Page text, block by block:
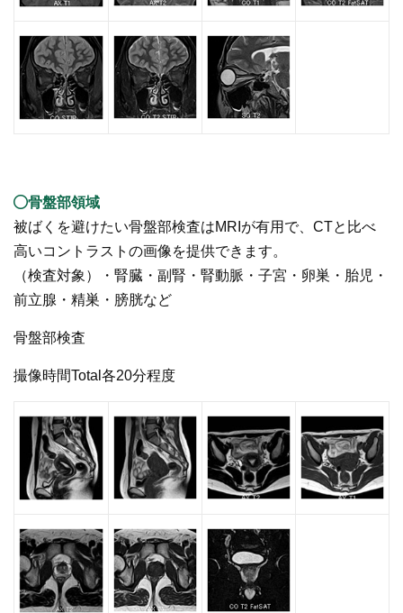
骨盤部領域
被ばくを避けたい骨盤部検査はMRIが有用で、CTと比べ
高いコントラストの画像を提供できます。
（検査対象）・腎臓・副腎・腎動脈・子宮・卵巣・胎児・
前立腺・精巣・膀胱など
骨盤部検査
撮像時間Total各20分程度